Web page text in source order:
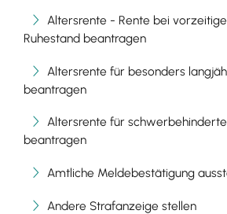
Altersrente - Rente bei
Ruhestand beantragen
Altersrente für besonders
beantragen
Altersrente für
beantragen
Amtliche Meldebestätigung
Andere Strafanzeige stellen